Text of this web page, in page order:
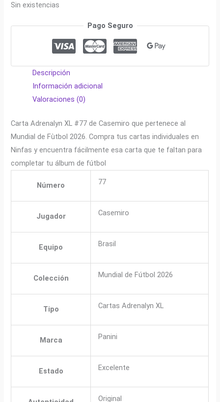
Sin existencias
Pago Seguro
Descripción
Información adicional
Valoraciones (0)
Carta Adrenalyn XL #77 de Casemiro que pertenece al
Mundial de Fùtbol 2026. Compra tus cartas individuales en
Ninfas y encuentra fácilmente esa carta que te faltan para
completar tu álbum de fútbol
Número 77
Jugador Casemiro
Equipo Brasil
Colección Mundial de Fútbol 2026
Tipo Cartas Adrenalyn XL
Marca Panini
Estado Excelente
Original